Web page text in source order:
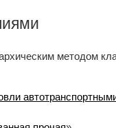
методом